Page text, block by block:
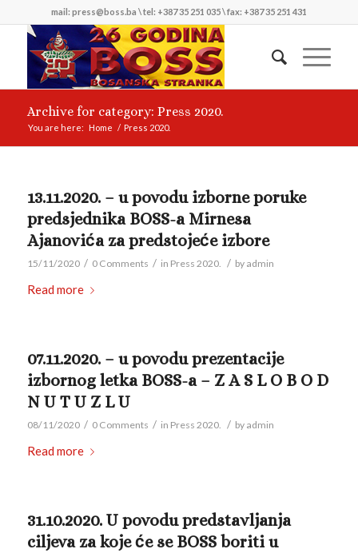
mail: press@boss.ba \ tel: +387 35 251 035 \ fax: +387 35 251 431
Archive for category: Press 2020.
You are here: Home / Press 2020.
13.11.2020. – u povodu izborne poruke
predsjednika BOSS-a Mirnesa
Ajanovića za predstojeće izbore
15/11/2020 / 0 Comments / in Press 2020. / by admin
Read more
07.11.2020. – u povodu prezentacije
izbornog letka BOSS-a – Z A S L O B O D
N U T U Z L U
08/11/2020 / 0 Comments / in Press 2020. / by admin
Read more
31.10.2020. U povodu predstavljanja
ciljeva za koje će se BOSS boriti u